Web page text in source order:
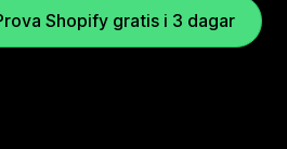
Shopify gratis i 3 dagar